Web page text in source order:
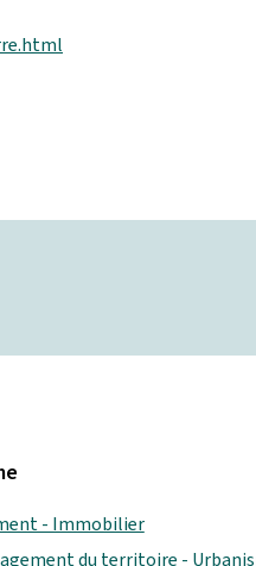
- Immobilier
du territoire -